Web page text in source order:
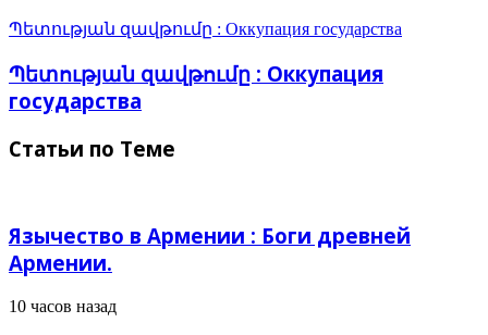
Պետության զավթումը : Оккупация государства
Պետության զավթումը : Оккупация
государства
Статьи по Теме
Язычество в Армении : Боги древней
Армении.
10 часов назад